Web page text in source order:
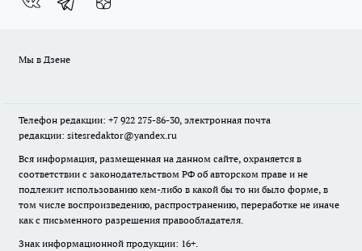
Мы в Дзене
Телефон редакции: +7 922 275-86-30, электронная почта
редакции: sitesredaktor@yandex.ru
Вся информация, размещенная на данном сайте, охраняется в
соответствии с законодательством РФ об авторском праве и не
подлежит использованию кем-либо в какой бы то ни было форме, в
том числе воспроизведению, распространению, переработке не иначе
как с письменного разрешения правообладателя.
Знак информационной продукции: 16+.